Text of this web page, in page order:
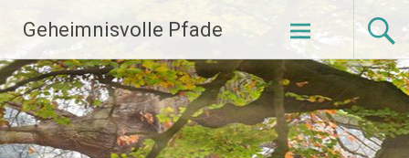
Inhalt
springen
Geheimnisvolle Pfade